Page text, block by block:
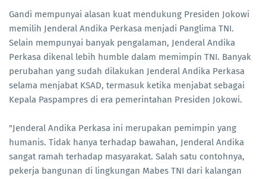
Gandi mempunyai alasan kuat mendukung Presiden Jokowi
memilih Jenderal Andika Perkasa menjadi Panglima TNI.
Selain mempunyai banyak pengalaman, Jenderal Andika
Perkasa dikenal lebih humble dalam memimpin TNI. Banyak
perubahan yang sudah dilakukan Jenderal Andika Perkasa
selama menjabat KSAD, termasuk ketika menjabat sebagai
Kepala Paspampres di era pemerintahan Presiden Jokowi.
"Jenderal Andika Perkasa ini merupakan pemimpin yang
humanis. Tidak hanya terhadap bawahan, Jenderal Andika
sangat ramah terhadap masyarakat. Salah satu contohnya,
pekerja bangunan di lingkungan Mabes TNI dari kalangan